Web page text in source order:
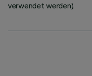
verwendet werden).